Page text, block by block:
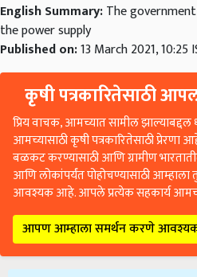
English Summary:The
the power supply
Published on:13 March 2021, 10:25
कृषी पत्रकारितेसाठी
प्रिय वाचक, आमच्यात सामील
आमच्यासाठी कृषी पत्रकारितेसाठी प्रेरणा
बळकट करण्यासाठी आणि ग्रामीण
आणि लोकांपर्यंत पोहोचण्यासाठी
आवश्यक आहे. आपले प्रत्येक सहकार्य
आपण आम्हाला समर्थन करणे